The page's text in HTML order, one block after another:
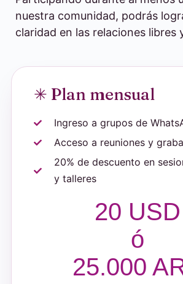
nuestra comunidad, podrás
claridad en las relaciones libres
✳ Plan mensual
Ingreso a grupos de
Acceso a reuniones y
20% de descuento en
y talleres
20 USD
ó
25.000